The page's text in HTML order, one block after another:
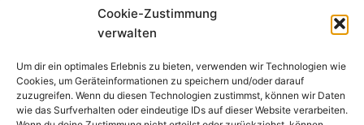
Cookie-Zustimmung
verwalten
Um dir ein optimales Erlebnis zu bieten, verwenden wir Technologien wie
Cookies, um Geräteinformationen zu speichern und/oder darauf
zuzugreifen. Wenn du diesen Technologien zustimmst, können wir Daten
wie das Surfverhalten oder eindeutige IDs auf dieser Website verarbeiten.
Sie keinen zusätzlichen Arbeitsplatz.
– Einzelne Tätigkeitspakete wie den Schriftverkehr
Wollen Sie Ihr Büro optimieren oder bestimmte
Arbeiten auslagern, setzen Sie sich mit mir in